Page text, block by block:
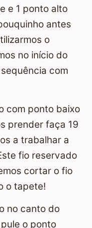
e 1 ponto alto
antes
o
no início do
com
com ponto baixo
prender faça 19
a trabalhar a
fio reservado
cortar o fio
o tapete!
no canto do
o ponto